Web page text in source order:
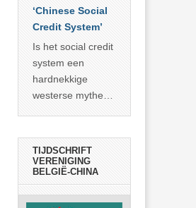
zien dat
… >> lees meer
voorbije veertig
jaar in slaagde
meer dan 800
miljoen mensen
uit de armoede
… >> lees meer
‘Chinese Social
Credit System’
Is het social credit
system een
hardnekkige
westerse mythe of
TIJDSCHRIFT
VERENIGING
BELGIË-CHINA